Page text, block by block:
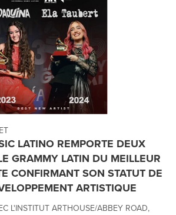
LATINO REMPORTE DEUX
GRAMMY LATIN DU MEILLEUR
CONFIRMANT SON STATUT DE
ARTISTIQUE
L'INSTITUT ARTHOUSE/ABBEY ROAD,